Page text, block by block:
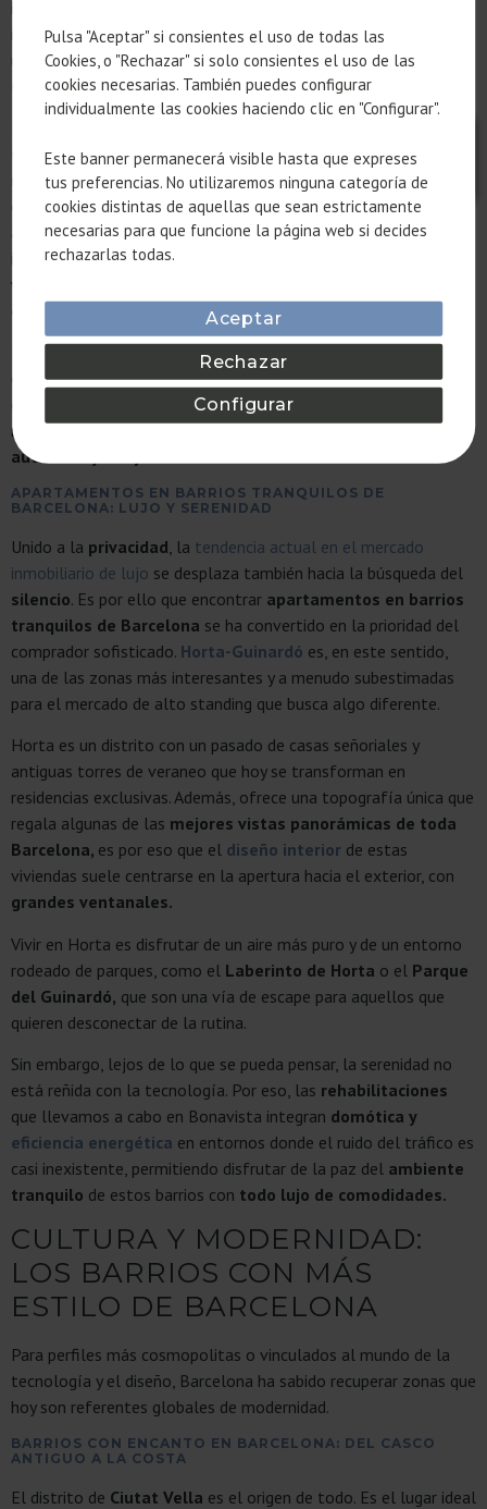
intermedio, manteniendo una distancia prudencial del centro
urbano, además de a otras infraestructuras principales, como el
Camp Nou, en este caso, por ejemplo.
Gervasi-Galvany,que combina laeleganciade losbarrios
ricos tradicionalescon unavibrante vida comercial de lujo,
tiendas de marcas exclusivas y mercados gourmet
aportan un plus al residente. Esto lo convierte en un barrio
ideal para quienes buscan una
valor en el tiempo
oferta de producto premium.
Es un barrio que mantiene su valor inmobiliario gracias a una
demanda constante de perfiles que buscan estatus y
comodidad. Además, al estarligeramente alejado
masivo de visitantes, permite unavida cotidiana más
auténtica y relajada
APARTAMENTOS EN BARRIOS TRANQUILOS DE
BARCELONA: LUJO Y SERENIDAD
Unido a la privacidad , la tendencia actual en el mercado
inmobiliario de lujo se desplaza también hacia la búsqueda del
silencio. Es por ello que encontrar apartamentos en barrios
tranquilos de Barcelona se ha convertido en la prioridad del
comprador sofisticado. Horta-Guinardó es, en este sentido,
una de las zonas más interesantes y a menudo subestimadas
para el mercado de alto standing que busca algo diferente.
Horta es un distrito con un pasado de casas señoriales y
antiguas torres de veraneo que hoy se transforman en
residencias exclusivas. Además, ofrece una topografía única que
regala algunas de las mejores vistas panorámicas de toda
Barcelona, es por eso que el diseño interior de estas
viviendas suele centrarse en la apertura hacia el exterior, con
grandes ventanales.
Vivir en Horta es disfrutar de un aire más puro y de un entorno
rodeado de parques, como el Laberinto de Horta o el Parque
del Guinardó, que son una vía de escape para aquellos que
quieren desconectar de la rutina.
Sin embargo, lejos de lo que se pueda pensar, la serenidad no
está reñida con la tecnología. Por eso, las rehabilitaciones
que llevamos a cabo en Bonavista integran domótica y
eficiencia energética en entornos donde el ruido del tráfico es
casi inexistente, permitiendo disfrutar de la paz del ambiente
tranquilo de estos barrios con todo lujo de comodidades.
CULTURA Y MODERNIDAD:
LOS BARRIOS CON MÁS
ESTILO DE BARCELONA
Para perfiles más cosmopolitas o vinculados al mundo de la
tecnología y el diseño, Barcelona ha sabido recuperar zonas que
hoy son referentes globales de modernidad.
BARRIOS CON ENCANTO EN BARCELONA: DEL CASCO
ANTIGUO A LA COSTA
El distrito de Ciutat Vella es el origen de todo. Es el lugar ideal
Pulsa "Aceptar" si consientes el uso de todas las
Cookies, o "Rechazar" si solo consientes el uso de las
cookies necesarias. También puedes configurar
individualmente las cookies haciendo clic en "Configurar".
Este banner permanecerá visible hasta que expreses
tus preferencias. No utilizaremos ninguna categoría de
cookies distintas de aquellas que sean estrictamente
necesarias para que funcione la página web si decides
rechazarlas todas.
Aceptar
Rechazar
Configurar